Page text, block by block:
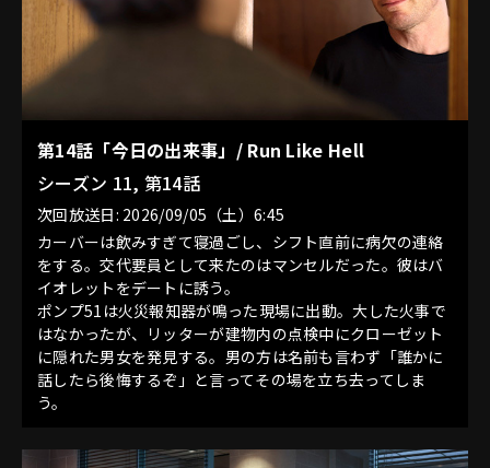
第14話「今日の出来事」/ Run Like Hell
シーズン 11, 第14話
次回放送日: 2026/09/05（土）6:45
カーバーは飲みすぎて寝過ごし、シフト直前に病欠の連絡
をする。交代要員として来たのはマンセルだった。彼はバ
イオレットをデートに誘う。
ポンプ51は火災報知器が鳴った現場に出動。大した火事で
はなかったが、リッターが建物内の点検中にクローゼット
に隠れた男女を発見する。男の方は名前も言わず「誰かに
話したら後悔するぞ」と言ってその場を立ち去ってしま
う。